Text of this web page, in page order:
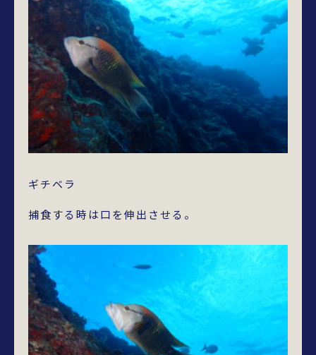
ギチベラ
捕食する時は口を伸出させる。